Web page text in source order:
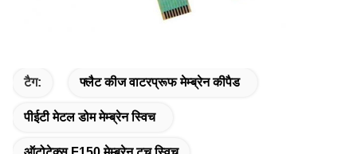
टैग: फ्लैट कीज वाटरप्रूफ मेम्ब्रेन कीपैड
पीईटी मेटल डोम मेम्ब्रेन स्विच